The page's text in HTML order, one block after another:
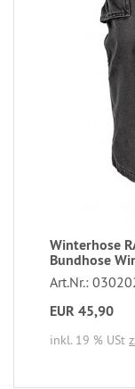
Winterhose
Bundhose
Art.Nr.:
EUR 45,90
inkl. 19 % USt